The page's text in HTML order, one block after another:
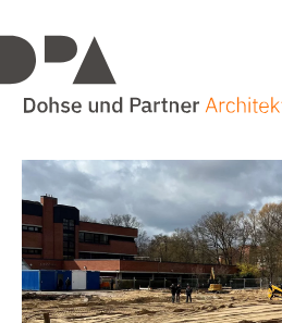
alle Projekte
Bildung / Sport
Bauen im Bestand
Kultur und Kommunales